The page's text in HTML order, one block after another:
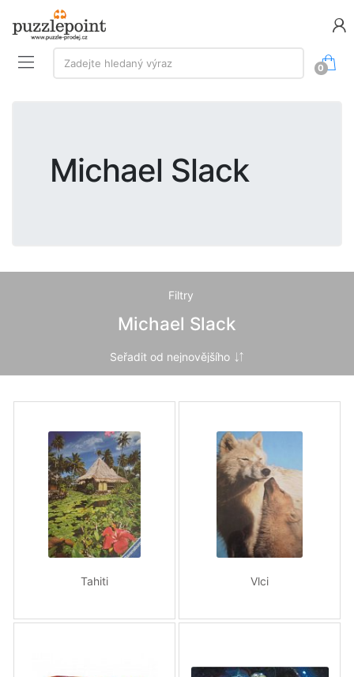
Vyhledávání:
Zadejte hledaný výraz
0
Michael Slack
Filtry
Michael Slack
Tahiti Vlci